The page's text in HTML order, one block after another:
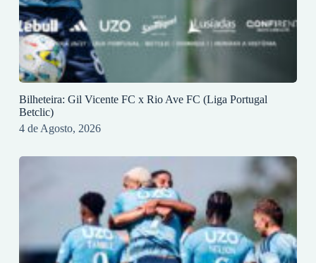
Bilheteira: Gil Vicente FC x Rio Ave FC (Liga Portugal
Betclic)
4 de Agosto, 2026